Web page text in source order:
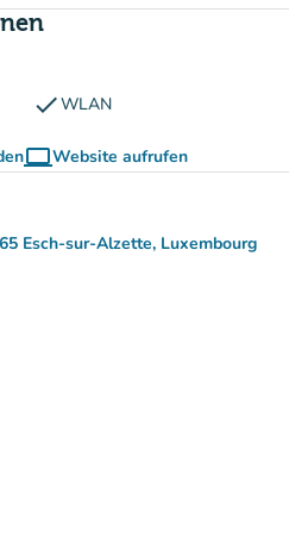
checkWLAN
computerWebsite aufrufen
(new tab)
Esch-sur-Alzette, Luxembourg
(in Google Maps öffnen)
(new tab)